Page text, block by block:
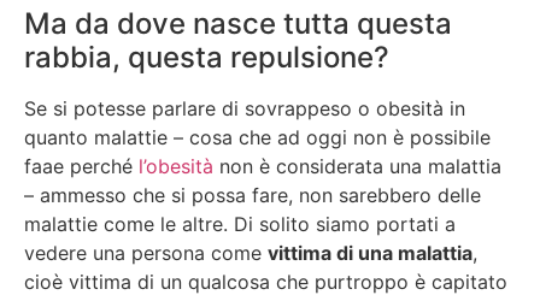
Ma da dove nasce tutta questa
rabbia, questa repulsione?
Se si potesse parlare di sovrappeso o obesità in
quanto malattie – cosa che ad oggi non è possibile
faae perché l’obesità non è considerata una malattia
– ammesso che si possa fare, non sarebbero delle
malattie come le altre. Di solito siamo portati a
vedere una persona come vittima di una malattia,
cioè vittima di un qualcosa che purtroppo è capitato